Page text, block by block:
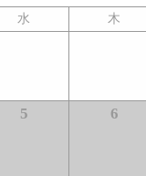
水 木
5 6